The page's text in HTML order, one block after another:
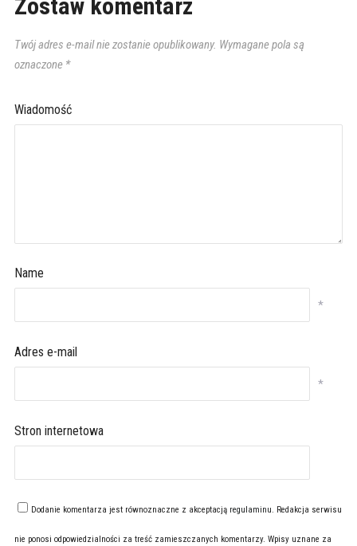
Zostaw komentarz
Twój adres e-mail nie zostanie opublikowany. Wymagane pola są
oznaczone *
Wiadomość
Name
*
Adres e-mail
*
Stron internetowa
Dodanie komentarza jest równoznaczne z akceptacją regulaminu. Redakcja serwisu
nie ponosi odpowiedzialności za treść zamieszczanych komentarzy. Wpisy uznane za